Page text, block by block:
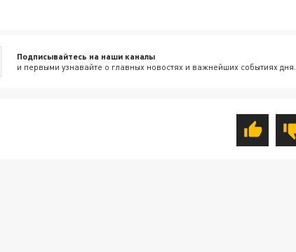
Подписывайтесь на наши каналы
и первыми узнавайте о главных новостях и важнейших событиях дня.